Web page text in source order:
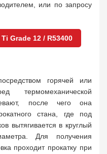
или по запросу
Grade 12 / R53400
горячей или
термомеханической
после чего она
стана, где под
вытягивается в круглый
Для получения
проходит прокатку при